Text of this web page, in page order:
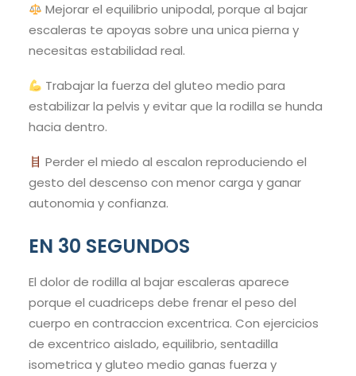
Mejorar el equilibrio unipodal, porque al bajar
escaleras te apoyas sobre una unica pierna y
necesitas estabilidad real.
Trabajar la fuerza del gluteo medio para
estabilizar la pelvis y evitar que la rodilla se hunda
hacia dentro.
Perder el miedo al escalon reproduciendo el
gesto del descenso con menor carga y ganar
autonomia y confianza.
EN 30 SEGUNDOS
El dolor de rodilla al bajar escaleras aparece
porque el cuadriceps debe frenar el peso del
cuerpo en contraccion excentrica. Con ejercicios
de excentrico aislado, equilibrio, sentadilla
isometrica y gluteo medio ganas fuerza y